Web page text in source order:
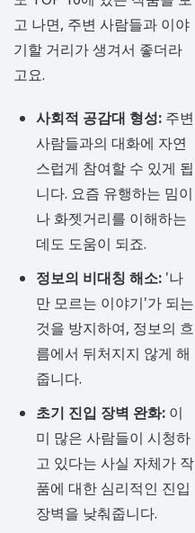
고 나면, 주변 사람들과 이야
기할 거리가 생겨서 좋더라
고요.
사회적 공감대 형성: 주변
사람들과의 대화에 자연
스럽게 참여할 수 있게 됩
니다. 요즘 유행하는 밈이
나 화젯거리를 이해하는
데도 도움이 되죠.
정보의 비대칭 해소: '나
만 모르는 이야기'가 되는
것을 방지하여, 정보의 흐
름에서 뒤처지지 않게 해
줍니다.
초기 진입 장벽 완화: 이
미 많은 사람들이 시청하
고 있다는 사실 자체가 작
품에 대한 심리적인 진입
장벽을 낮춰줍니다.